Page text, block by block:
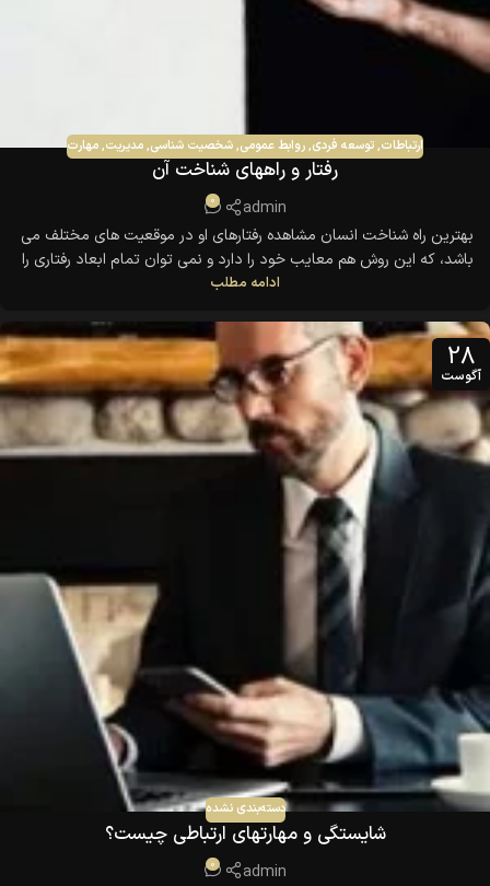
ارتباطات,توسعه فردی,روابط عمومی,شخصیت شناسی,مدیریت,مهارت
رفتار و راههای شناخت آن
admin
0
بهترین راه شناخت انسان مشاهده رفتارهای او در موقعیت های مختلف می
باشد، که این روش هم معایب خود را دارد و نمی توان تمام ابعاد رفتاری را
مشاهده کرد. گرچه به اعتقاد بسیاری روانشناسان فرهنگ، آموزش، قوانین،
بر این
ادامه مطلب
28
آگوست
دسته‌بندی نشده
شایستگی و مهارتهای ارتباطی چیست؟
admin
0